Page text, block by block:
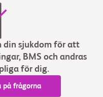
din sjukdom för att
BMS och andras
för dig.
på frågorna